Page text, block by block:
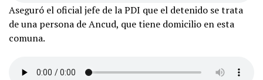
Aseguró el oficial jefe de la PDI que el detenido se trata
de una persona de Ancud, que tiene domicilio en esta
comuna.